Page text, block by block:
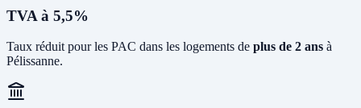
TVA à 5,5%
Taux réduit pour les PAC dans les logements de plus de 2 ans à
Pélissanne.